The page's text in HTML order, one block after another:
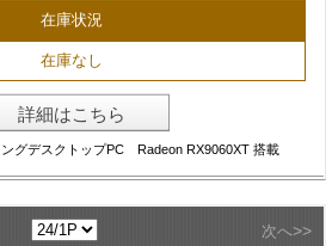
在庫状況
在庫なし
詳細はこちら
グデスクトップPC Radeon RX9060XT 搭載
次へ>>